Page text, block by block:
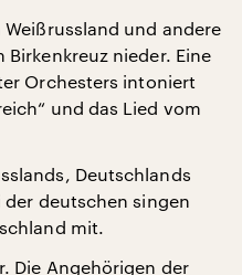
und andere
Birkenkreuz nieder. Eine
Orchesters intoniert
und das Lied vom
Deutschlands
der deutschen singen
mit.
Die Angehörigen der